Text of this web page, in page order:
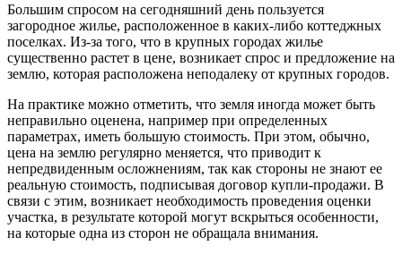
Большим спросом на сегодняшний день пользуется
загородное жилье, расположенное в каких-либо коттеджных
поселках. Из-за того, что в крупных городах жилье
существенно растет в цене, возникает спрос и предложение на
землю, которая расположена неподалеку от крупных городов.
На практике можно отметить, что земля иногда может быть
неправильно оценена, например при определенных
параметрах, иметь большую стоимость. При этом, обычно,
цена на землю регулярно меняется, что приводит к
непредвиденным осложнениям, так как стороны не знают ее
реальную стоимость, подписывая договор купли-продажи. В
связи с этим, возникает необходимость проведения оценки
участка, в результате которой могут вскрыться особенности,
на которые одна из сторон не обращала внимания.